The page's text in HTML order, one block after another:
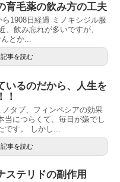
育毛薬の飲み方の工夫
1908日経過 ミノキシジル服
、飲み忘れが多いですが、
とか...
記事を読む
いるのだから、人生を
！
タブ、フィンペシアの効果
当につらくて、毎日が嫌でし
です。 しかし...
記事を読む
ステリドの副作用